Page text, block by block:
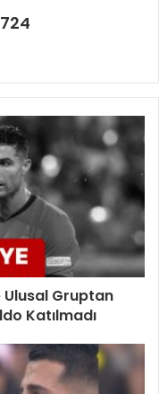
Ulusal Gruptan
Katılmadı